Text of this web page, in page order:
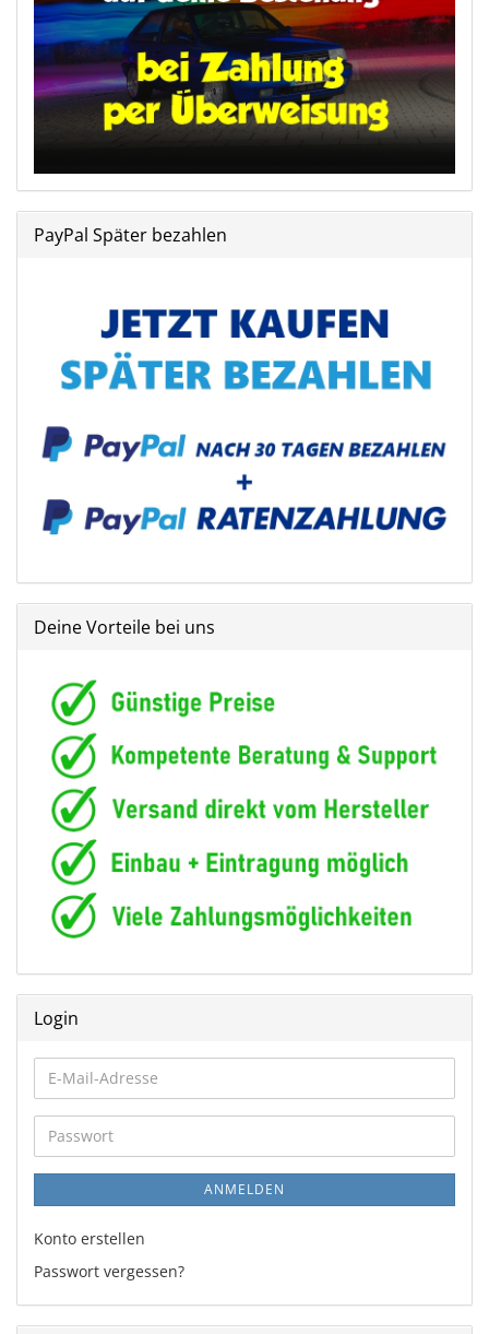
PayPal Später bezahlen
Deine Vorteile bei uns
Login
E-
Mail-
Adresse
Passwort
ANMELDEN
Konto erstellen
Passwort vergessen?